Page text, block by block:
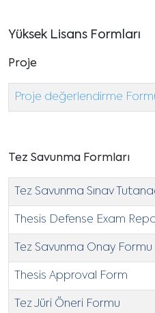
Yüksek Lisans Formları
Proje
Proje değerlendirme
Tez Savunma Formları
Tez Savunma Sınav
Thesis Defense Exam
Tez Savunma Onay Formu
Thesis Approval Form
Tez Jüri Öneri Formu